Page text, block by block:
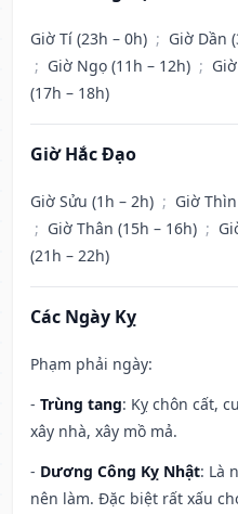
Giờ Tí (23h – 0h) ; Giờ Dần
; Giờ Ngọ (11h – 12h) ;
(17h – 18h)
Giờ Hắc Đạo
Giờ Sửu (1h – 2h) ; Giờ
; Giờ Thân (15h – 16h) ;
(21h – 22h)
Các Ngày Kỵ
Phạm phải ngày:
- Trùng tang: Kỵ chôn cất,
xây nhà, xây mồ mả.
- Dương Công Kỵ Nhật: Là
nên làm. Đặc biệt rất xấu